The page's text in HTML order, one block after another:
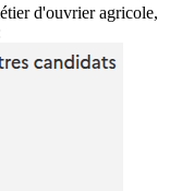
d'ouvrier agricole,